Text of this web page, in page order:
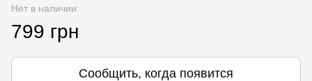
Нет в наличии
799 грн
Сообщить, когда появится